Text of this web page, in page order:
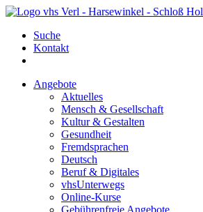
Suche
Kontakt
Angebote
Aktuelles
Mensch & Gesellschaft
Kultur & Gestalten
Gesundheit
Fremdsprachen
Deutsch
Beruf & Digitales
vhsUnterwegs
Online-Kurse
Gebührenfreie Angebote